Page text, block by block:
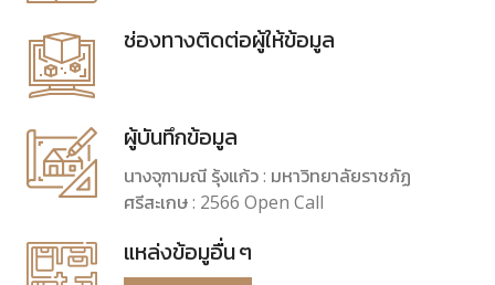
ช่องทางติดต่อผู้ให้ข้อมูล
ผู้บันทึกข้อมูล
นางจุฑามณี รุ้งแก้ว : มหาวิทยาลัยราชภัฏ
ศรีสะเกษ : 2566 Open Call
แหล่งข้อมูอื่น ๆ